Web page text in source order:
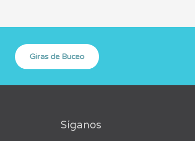
Síganos